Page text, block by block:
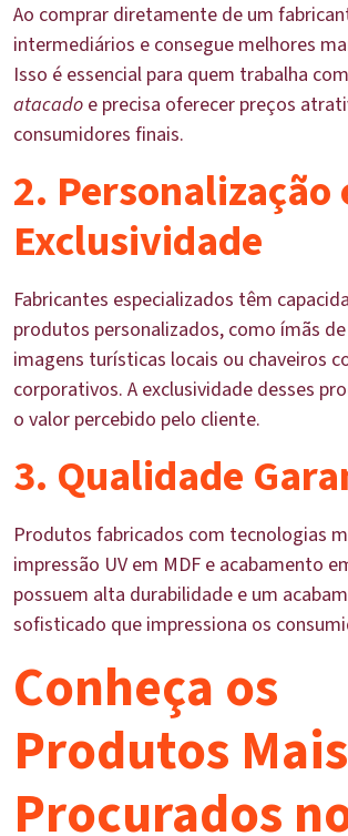
Ao comprar diretamente de um
intermediários e consegue melhores
Isso é essencial para quem trabalha com
atacado e precisa oferecer preços
consumidores finais.
2. Personalização
Exclusividade
Fabricantes especializados têm
produtos personalizados, como ímãs
imagens turísticas locais ou chaveiros
corporativos. A exclusividade desses
o valor percebido pelo cliente.
3. Qualidade
Produtos fabricados com tecnologias
impressão UV em MDF e acabamento
possuem alta durabilidade e um
sofisticado que impressiona os
Conheça os
Produtos Mais
Procurados